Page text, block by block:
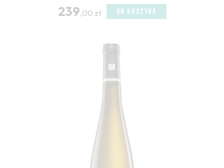
239,00 zł DO KOSZYKA